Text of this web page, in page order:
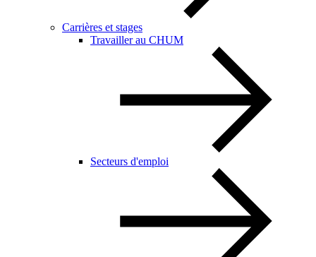
Carrières et stages
Travailler au CHUM
Secteurs d'emploi